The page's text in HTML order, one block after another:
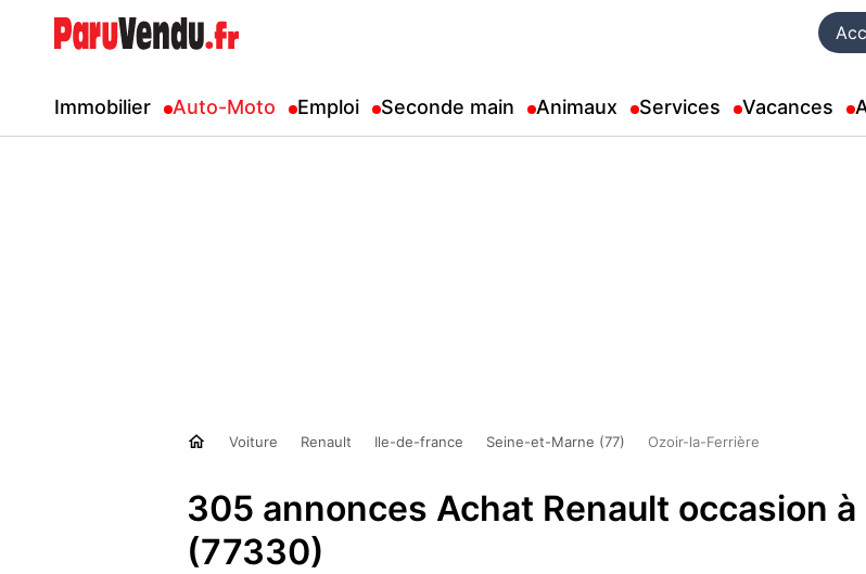
Immobilier Auto-Moto Emploi Seconde main Animaux Services Vacances
Voiture Renault Ile-de-france Seine-et-Marne (77) Ozoir-la-Ferrière
305 annonces Achat Renault occasion
(77330)